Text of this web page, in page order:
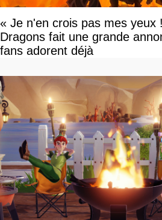
« Je n'en crois pas mes yeux
Dragons fait une grande
fans adorent déjà